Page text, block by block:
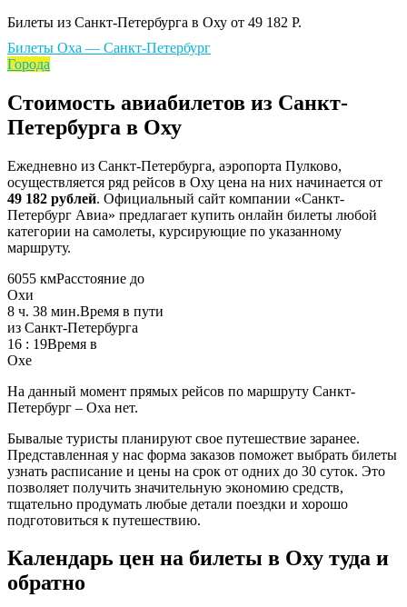
Билеты из Санкт-Петербурга в Оху от 49 182 Р.
Билеты Оха — Санкт-Петербург
Города
Стоимость авиабилетов из Санкт-
Петербурга в Оху
Ежедневно из Санкт-Петербурга, аэропорта Пулково,
осуществляется ряд рейсов в Оху цена на них начинается от
49 182 рублей. Официальный сайт компании «Санкт-
Петербург Авиа» предлагает купить онлайн билеты любой
категории на самолеты, курсирующие по указанному
маршруту.
6055 кмРасстояние до
Охи
8 ч. 38 мин.Время в пути
из Санкт-Петербурга
16 : 19Время в
Охе
На данный момент прямых рейсов по маршруту Санкт-
Петербург – Оха нет.
Бывалые туристы планируют свое путешествие заранее.
Представленная у нас форма заказов поможет выбрать билеты
узнать расписание и цены на срок от одних до 30 суток. Это
позволяет получить значительную экономию средств,
тщательно продумать любые детали поездки и хорошо
подготовиться к путешествию.
Календарь цен на билеты в Оху туда и
обратно